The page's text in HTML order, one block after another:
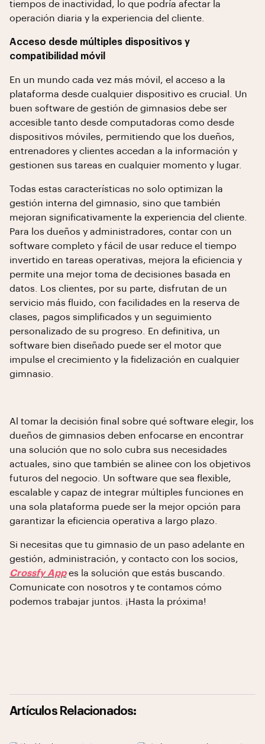
tiempos de inactividad, lo que podría afectar la
operación diaria y la experiencia del cliente.
Acceso desde múltiples dispositivos y
compatibilidad móvil
En un mundo cada vez más móvil, el acceso a la
plataforma desde cualquier dispositivo es crucial. Un
buen software de gestión de gimnasios debe ser
accesible tanto desde computadoras como desde
dispositivos móviles, permitiendo que los dueños,
entrenadores y clientes accedan a la información y
gestionen sus tareas en cualquier momento y lugar.
Todas estas características no solo optimizan la
gestión interna del gimnasio, sino que también
mejoran significativamente la experiencia del cliente.
Para los dueños y administradores, contar con un
software completo y fácil de usar reduce el tiempo
invertido en tareas operativas, mejora la eficiencia y
permite una mejor toma de decisiones basada en
datos. Los clientes, por su parte, disfrutan de un
servicio más fluido, con facilidades en la reserva de
clases, pagos simplificados y un seguimiento
personalizado de su progreso. En definitiva, un
software bien diseñado puede ser el motor que
impulse el crecimiento y la fidelización en cualquier
gimnasio.
Al tomar la decisión final sobre qué software elegir, los
dueños de gimnasios deben enfocarse en encontrar
una solución que no solo cubra sus necesidades
actuales, sino que también se alinee con los objetivos
futuros del negocio. Un software que sea flexible,
escalable y capaz de integrar múltiples funciones en
una sola plataforma puede ser la mejor opción para
garantizar la eficiencia operativa a largo plazo.
Si necesitas que tu gimnasio de un paso adelante en
gestión, administración, y contacto con los socios,
Crossfy Appes la solución que estás buscando.
Comunicate con nosotros y te contamos cómo
podemos trabajar juntos. ¡Hasta la próxima!
Artículos Relacionados: